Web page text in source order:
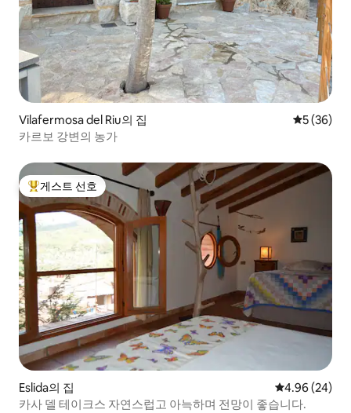
Vilafermosa del Riu의 집 평점 5점(5
5 (36)
카르보 강변의 농가
상위 게스트 선호
게스트 선호
Eslida의 집 평점 4.96점(5
4.96 (24)
카사 델 테이크스 자연스럽고 아늑하며 전망이 좋습니다.